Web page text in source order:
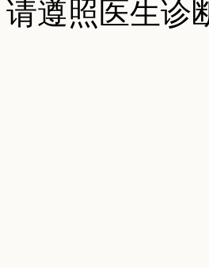
请遵照医生诊